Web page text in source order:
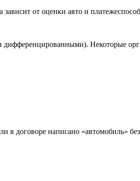
от оценки авто и
Некоторые
в договоре написано «автомобиль»